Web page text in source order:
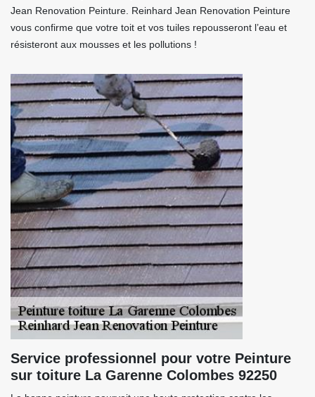
Jean Renovation Peinture. Reinhard Jean Renovation Peinture
vous confirme que votre toit et vos tuiles repousseront l’eau et
résisteront aux mousses et les pollutions !
Service professionnel pour votre Peinture
sur toiture La Garenne Colombes 92250